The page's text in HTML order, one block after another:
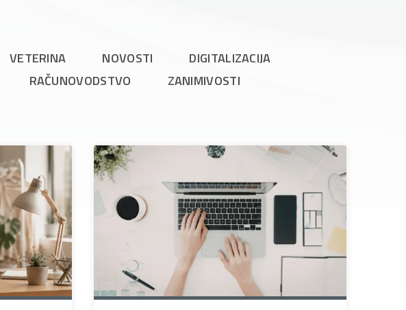
VETERINA NOVOSTI
DIGITALIZACIJA
RAČUNOVODSTVO ZANIMIVOSTI